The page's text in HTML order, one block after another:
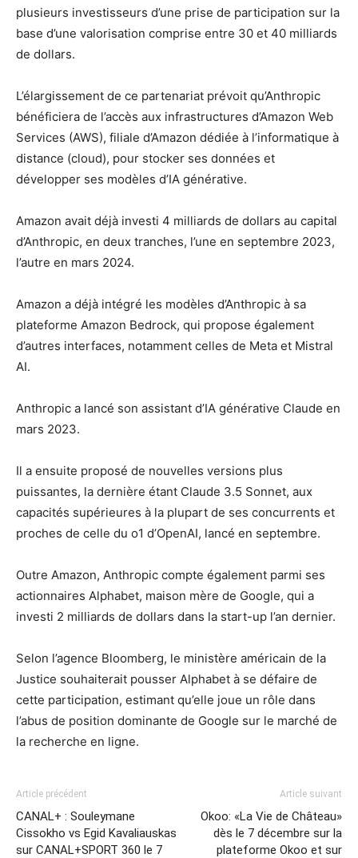
plusieurs investisseurs d’une prise de participation sur la
base d’une valorisation comprise entre 30 et 40 milliards
de dollars.
L’élargissement de ce partenariat prévoit qu’Anthropic
bénéficiera de l’accès aux infrastructures d’Amazon Web
Services (AWS), filiale d’Amazon dédiée à l’informatique à
distance (cloud), pour stocker ses données et
développer ses modèles d’IA générative.
Amazon avait déjà investi 4 milliards de dollars au capital
d’Anthropic, en deux tranches, l’une en septembre 2023,
l’autre en mars 2024.
Amazon a déjà intégré les modèles d’Anthropic à sa
plateforme Amazon Bedrock, qui propose également
d’autres interfaces, notamment celles de Meta et Mistral
AI.
Anthropic a lancé son assistant d’IA générative Claude en
mars 2023.
Il a ensuite proposé de nouvelles versions plus
puissantes, la dernière étant Claude 3.5 Sonnet, aux
capacités supérieures à la plupart de ses concurrents et
proches de celle du o1 d’OpenAI, lancé en septembre.
Outre Amazon, Anthropic compte également parmi ses
actionnaires Alphabet, maison mère de Google, qui a
investi 2 milliards de dollars dans la start-up l’an dernier.
Selon l’agence Bloomberg, le ministère américain de la
Justice souhaiterait pousser Alphabet à se défaire de
cette participation, estimant qu’elle joue un rôle dans
l’abus de position dominante de Google sur le marché de
la recherche en ligne.
Article précédent
CANAL+ : Souleymane
Cissokho vs Egid Kavaliauskas
sur CANAL+SPORT 360 le 7
Article suivant
Okoo: «La Vie de Château»
dès le 7 décembre sur la
plateforme Okoo et sur